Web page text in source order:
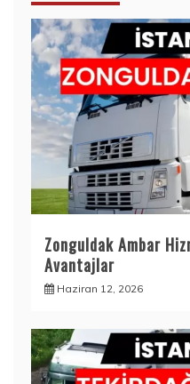
Zonguldak Ambar
Avantajlar
Haziran 12, 2026